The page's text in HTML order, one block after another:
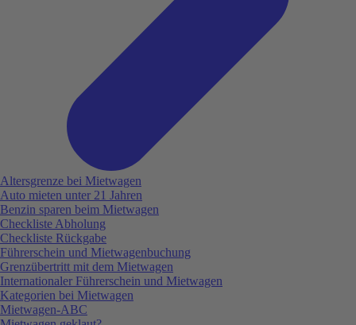
Altersgrenze bei Mietwagen
Auto mieten unter 21 Jahren
Benzin sparen beim Mietwagen
Checkliste Abholung
Checkliste Rückgabe
Führerschein und Mietwagenbuchung
Grenzübertritt mit dem Mietwagen
Internationaler Führerschein und Mietwagen
Kategorien bei Mietwagen
Mietwagen-ABC